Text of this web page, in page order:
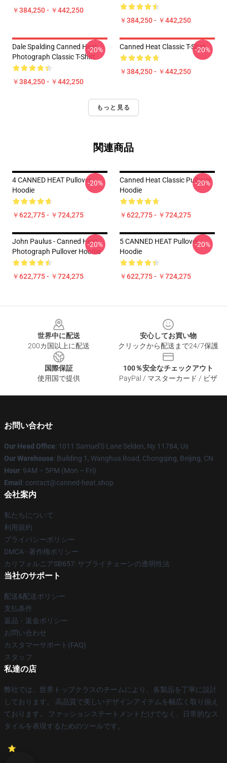
￥384,250 - ￥442,250
￥384,250 - ￥442,250
Dale Spalding Canned Heat
Photograph Classic T-Shirt
￥384,250 - ￥442,250
-20% Canned Heat Classic T-Shirt
￥384,250 - ￥442,250
-20%
もっと見る
関連商品
4 CANNED HEAT Pullover
Hoodie
￥622,775 - ￥724,275
-20%
Canned Heat Classic Pullover
Hoodie
￥622,775 - ￥724,275
-20%
John Paulus - Canned Heat -
Photograph Pullover Hoodie
￥622,775 - ￥724,275
-20%
5 CANNED HEAT Pullover
Hoodie
￥622,775 - ￥724,275
-20%
世界中に配送
200カ国以上に配送
安心してお買い物
クリックから配送まで24/7保護
国際保証
使用国で提供
100％安全なチェックアウト
PayPal / マスターカード / ビザ
お問い合わせ
Our Head Office: 1011 Samuel'S Lane Selden, Ny 11784, Us
Our Warehouse: Building 1, Wanghua Road, Chongqing, Beijing, CN
Hour: 9AM – 5PM (Mon – Fri)
Email : contact@canned-heat.shop
会社案内
私たちについて
利用規約
プライバシーポリシー
DMCA - 著作権ポリシー
カリフォルニアSB657: サプライチェーンの透明性法
当社のサポート
配送&配送ポリシー
支払条件
返品・返金ポリシー
お問い合わせ
カスタマーサポート(FAQ)
スタッフ
私達の店
弊社では、世界トップクラスのチームにより、各製品を丁寧に設計
しております。 高品質で美しいデザインアイテムを幅広く取り揃え
ております。 ファッションステートメントだけでなく、日常的なス
タイルを表現するためのツールです。